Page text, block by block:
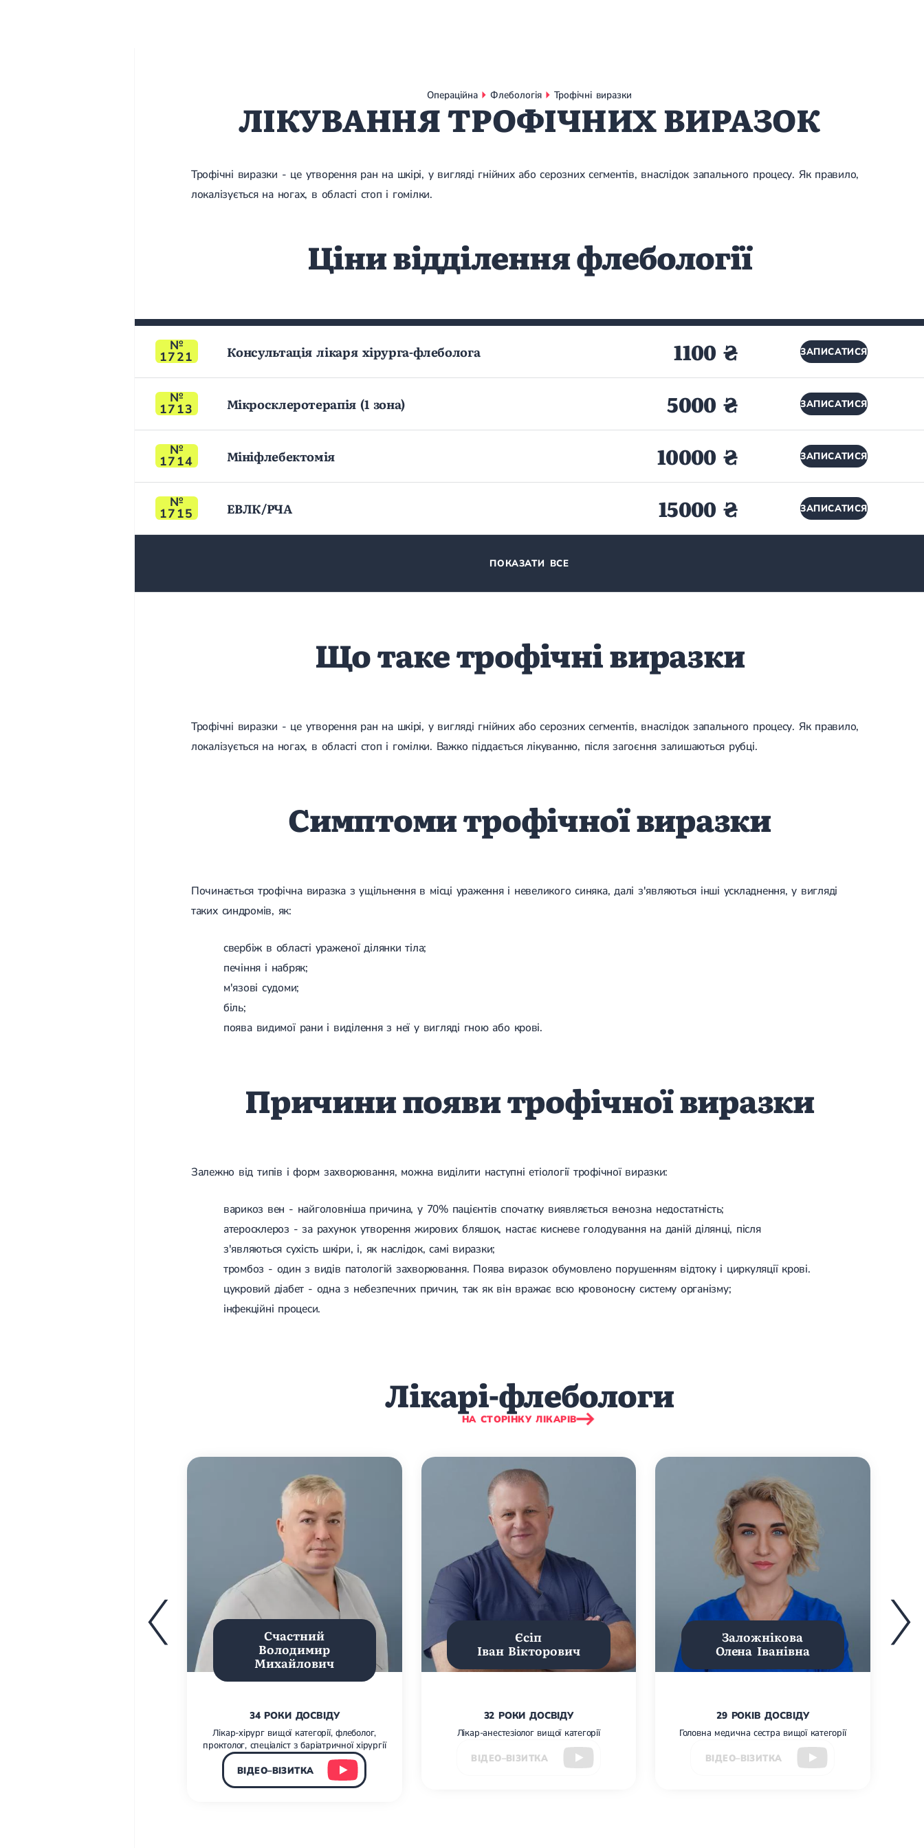
Операційна Флебологія Трофічні виразки
ЛІКУВАННЯ ТРОФІЧНИХ ВИРАЗОК
Трофічні виразки - це утворення ран на шкірі, у вигляді гнійних або серозних сегментів, внаслідок запального процесу. Як правило,
локалізується на ногах, в області стоп і гомілки.
Ціни відділення флебології
1721 Консультація лікаря хірурга-флеболога 1100 ₴ ЗАПИСАТИСЯ
1713 Мікросклеротерапія (1 зона) 5000 ₴ ЗАПИСАТИСЯ
1714 Мініфлебектомія 10000 ₴ ЗАПИСАТИСЯ
1715 ЕВЛК/РЧА 15000 ₴ ЗАПИСАТИСЯ
ПОКАЗАТИ ВСЕ
Що таке трофічні виразки
Трофічні виразки - це утворення ран на шкірі, у вигляді гнійних або серозних сегментів, внаслідок запального процесу. Як правило,
локалізується на ногах, в області стоп і гомілки. Важко піддається лікуванню, після загоєння залишаються рубці.
Симптоми трофічної виразки
Починається трофічна виразка з ущільнення в місці ураження і невеликого синяка, далі з'являються інші ускладнення, у вигляді
таких синдромів, як:
свербіж в області ураженої ділянки тіла;
печіння і набряк;
м'язові судоми;
біль;
поява видимої рани і виділення з неї у вигляді гною або крові.
Причини появи трофічної виразки
Залежно від типів і форм захворювання, можна виділити наступні етіології трофічної виразки:
варикоз вен - найголовніша причина, у 70% пацієнтів спочатку виявляється венозна недостатність;
атеросклероз - за рахунок утворення жирових бляшок, настає кисневе голодування на даній ділянці, після
з'являються сухість шкіри, і, як наслідок, самі виразки;
тромбоз - один з видів патологій захворювання. Поява виразок обумовлено порушенням відтоку і циркуляції крові.
цукровий діабет - одна з небезпечних причин, так як він вражає всю кровоносну систему організму;
інфекційні процеси.
Лікарі-флебологи
НА СТОРІНКУ ЛІКАРІВ
Счастний
Володимир
Михайлович
34 РОКИ ДОСВІДУ
Лікар-хірург вищої категорії, флеболог,
проктолог, спеціаліст з баріатричної хірургії
ВІДЕО–ВІЗИТКА
Єсіп
Іван Вікторович
32 РОКИ ДОСВІДУ
Лікар-анестезіолог вищої категорії
ВІДЕО–ВІЗИТКА
Заложнікова
Олена Іванівна
29 РОКІВ ДОСВІДУ
Головна медична сестра вищої категорії
ВІДЕО–ВІЗИТКА